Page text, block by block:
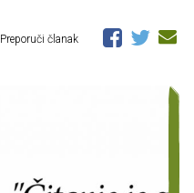
Preporuči članak